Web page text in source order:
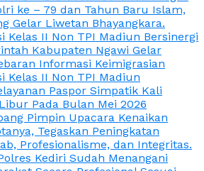
ke – 79 dan Tahun Baru Islam,
Gelar Liwetan Bhayangkara.
Kelas II Non TPI Madiun Bersinergi
Kabupaten Ngawi Gelar
Informasi Keimigrasian
Kelas II Non TPI Madiun
Paspor Simpatik Kali
Pada Bulan Mei 2026
Pimpin Upacara Kenaikan
Tegaskan Peningkatan
Profesionalisme, dan Integritas.
Kediri Sudah Menangani